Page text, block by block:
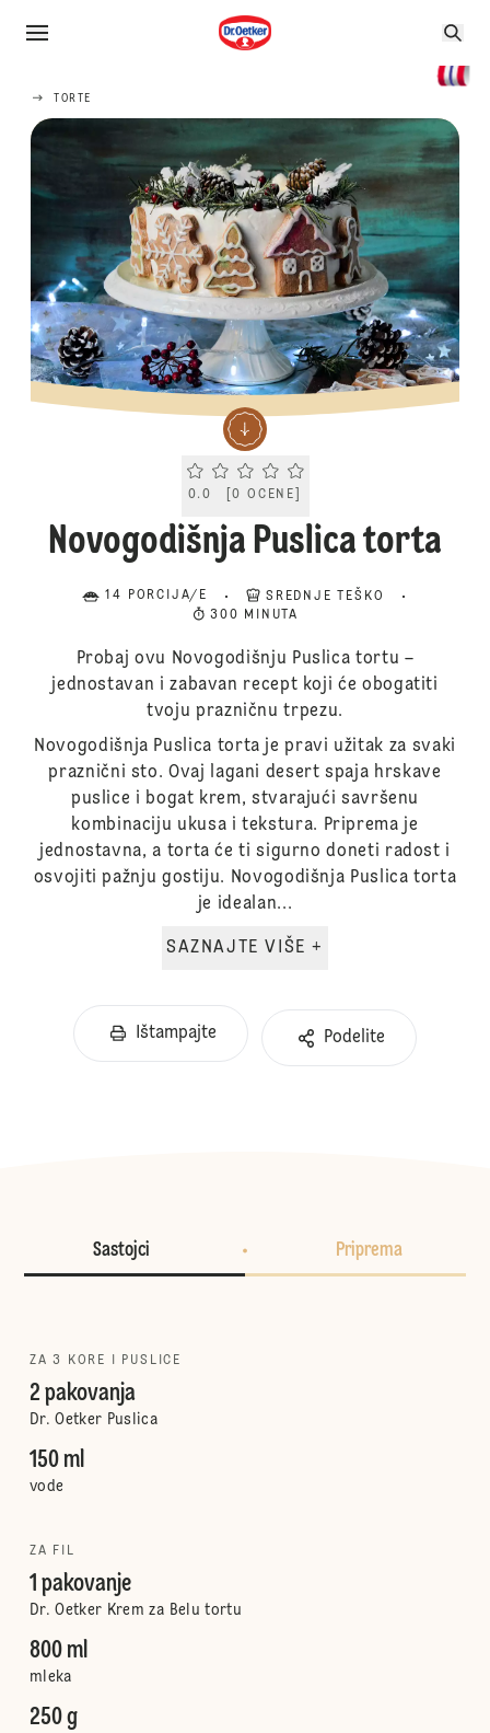
TORTE
Current rating 0.0. Click to rate.
0.0 [0 OCENE
Novogodišnja Puslica torta
14 PORCIJA/E
SREDNJE TEŠKO
300 MINUTA
Probaj ovu Novogodišnju Puslica tortu –
jednostavan i zabavan recept koji će obogatiti
tvoju prazničnu trpezu.
Novogodišnja Puslica torta je pravi užitak za svaki
praznični sto. Ovaj lagani desert spaja hrskave
puslice i bogat krem, stvarajući savršenu
kombinaciju ukusa i tekstura. Priprema je
jednostavna, a torta će ti sigurno doneti radost i
osvojiti pažnju gostiju. Novogodišnja Puslica torta
je idealan...
SAZNAJTE VIŠE +
Ištampajte Podelite
Sastojci Priprema
ZA 3 KORE I PUSLICE
2 pakovanja
Dr. Oetker Puslica
150 ml
vode
ZA FIL
1 pakovanje
Dr. Oetker Krem za Belu tortu
800 ml
mleka
250 g